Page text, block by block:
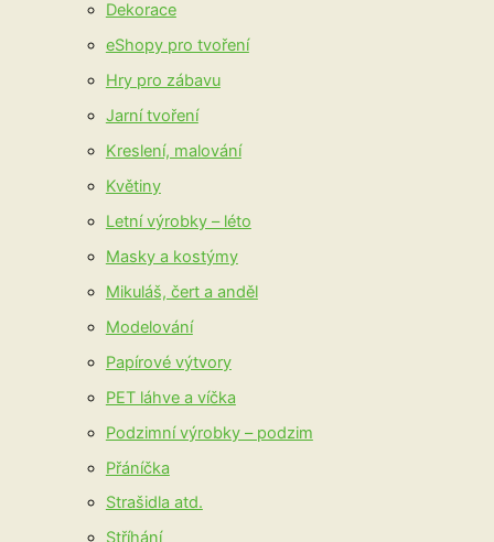
Dekorace
eShopy pro tvoření
Hry pro zábavu
Jarní tvoření
Kreslení, malování
Květiny
Letní výrobky – léto
Masky a kostýmy
Mikuláš, čert a anděl
Modelování
Papírové výtvory
PET láhve a víčka
Podzimní výrobky – podzim
Přáníčka
Strašidla atd.
Stříhání